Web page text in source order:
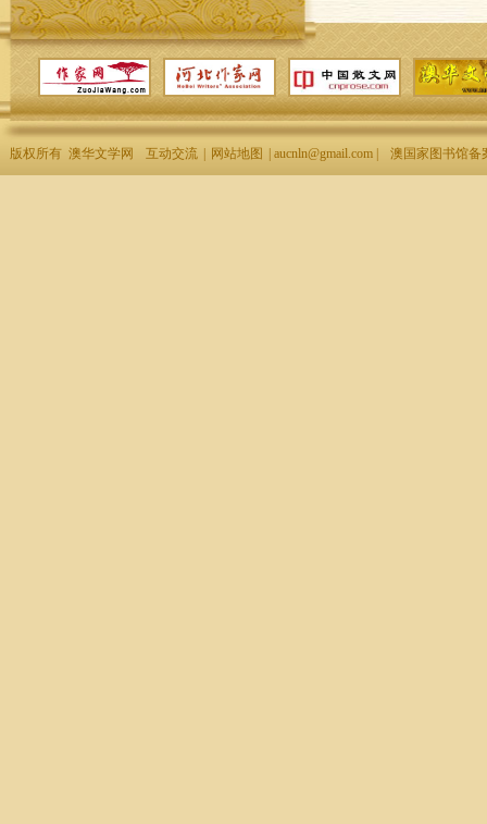
版权所有 澳华文学网 互动交流 网站地图 | aucnln@gmail.com | 澳国家图书馆备